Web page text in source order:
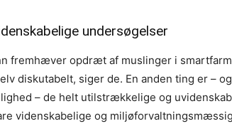
undersøgelser
fremhæver opdræt af muslinger i
diskutabelt, siger de. En anden ting er –
– de helt utilstrækkelige og
videnskabelige og